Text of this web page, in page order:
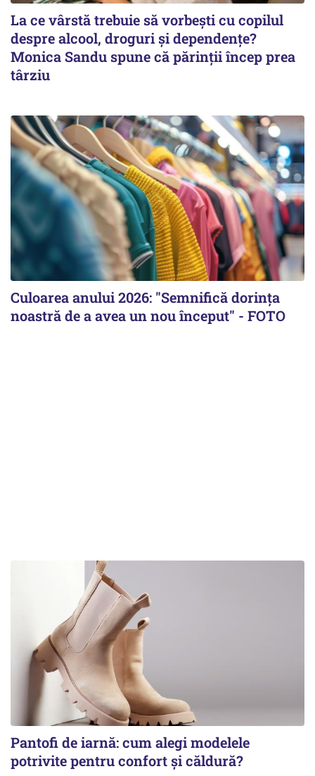
La ce vârstă trebuie să vorbești cu copilul
despre alcool, droguri și dependențe?
Monica Sandu spune că părinții încep prea
târziu
Culoarea anului 2026: "Semnifică dorința
noastră de a avea un nou început" - FOTO
Pantofi de iarnă: cum alegi modelele
potrivite pentru confort și căldură?